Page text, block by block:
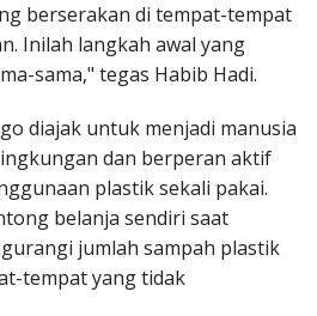
berserakan di tempat-tempat
Inilah langkah awal yang
sama," tegas Habib Hadi.
diajak untuk menjadi manusia
dan berperan aktif
plastik sekali pakai.
belanja sendiri saat
jumlah sampah plastik
tempat yang tidak